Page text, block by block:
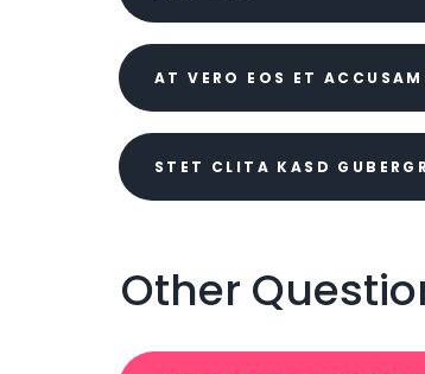
AT VERO EOS ET
STET CLITA KASD
Other